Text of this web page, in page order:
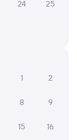
24 25
1
2
8 9
15 16